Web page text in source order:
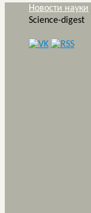
Новости науки
Science-digest